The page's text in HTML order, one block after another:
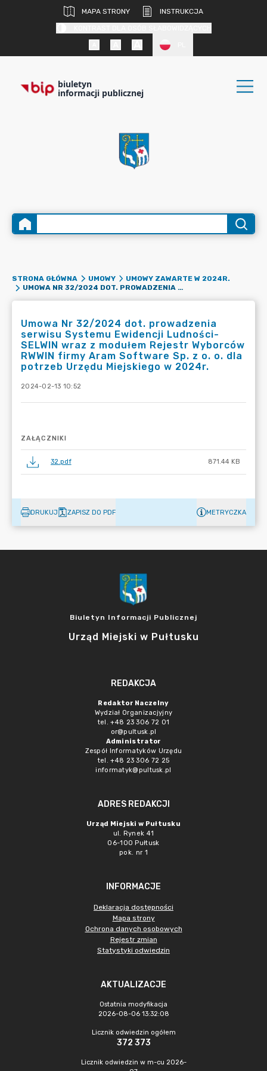
MAPA STRONY
INSTRUKCJA
biuletyn
informacji publicznej
STRONA GŁÓWNA UMOWY
UMOWY ZAWARTE W 2024R.
UMOWA NR 32/2024 DOT. PROWADZENIA SERWISU SYSTEMU EWIDENCJI LUDNOŚCI-SELWIN WRAZ Z MODUŁEM REJESTR WYBORCÓW RWWIN FIRMY ARAM SOFTWARE SP. Z O. O. DLA POTRZEB URZĘDU MIEJSKIEGO W 2024R.
Umowa Nr 32/2024 dot. prowadzenia
serwisu Systemu Ewidencji Ludności-
SELWIN wraz z modułem Rejestr Wyborców
RWWIN firmy Aram Software Sp. z o. o. dla
potrzeb Urzędu Miejskiego w 2024r.
2024-02-13 10:52
ZAŁĄCZNIKI
32.pdf 871.44 KB
DRUKUJ ZAPISZ DO PDF METRYCZKA
Biuletyn Informacji Publicznej
Urząd Miejski w Pułtusku
REDAKCJA
Redaktor Naczelny
Wydział Organizacjyjny
tel. +48 23 306 72 01
or@pultusk.pl
Administrator
Zespół Informatyków Urzędu
tel. +48 23 306 72 25
informatyk@pultusk.pl
ADRES REDAKCJI
Urząd Miejski w Pułtusku
ul. Rynek 41
06-100 Pułtusk
pok. nr 1
INFORMACJE
Deklaracja dostępności
Mapa strony
Ochrona danych osobowych
Rejestr zmian
Statystyki odwiedzin
AKTUALIZACJE
Ostatnia modyfikacja
2026-08-06 13:32:08
Licznik odwiedzin ogółem
372 373
Licznik odwiedzin w m-cu 2026-